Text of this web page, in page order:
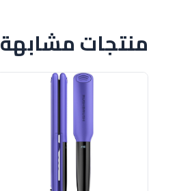
منتجات مشابهة